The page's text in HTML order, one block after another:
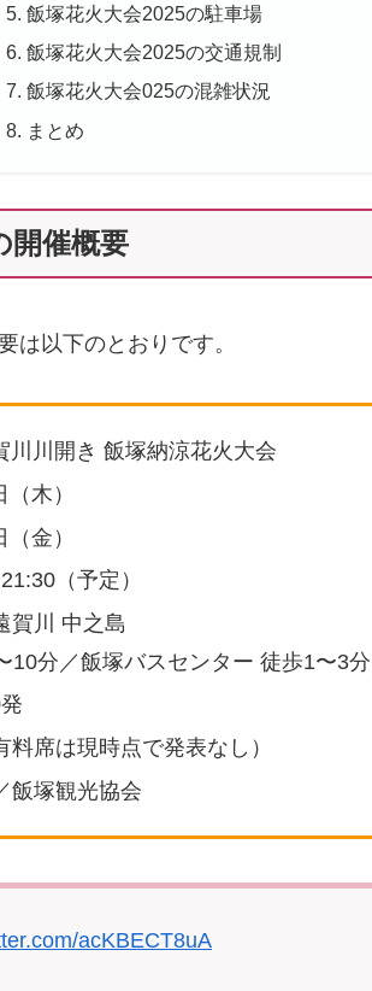
飯塚花火大会2025の駐車場
飯塚花火大会2025の交通規制
飯塚花火大会025の混雑状況
まとめ
開催概要
は以下のとおりです。
川川開き 飯塚納涼花火大会
木）
金）
（予定）
賀川 中之島
10分／飯塚バスセンター 徒歩1〜3分
席は現時点で発表なし）
飯塚観光協会
acKBECT8uA